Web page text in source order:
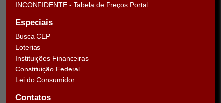
INCONFIDENTE - Tabela de Preços Portal
Especiais
Busca CEP
Loterias
Instituições Financeiras
Constituição Federal
Lei do Consumidor
Contatos